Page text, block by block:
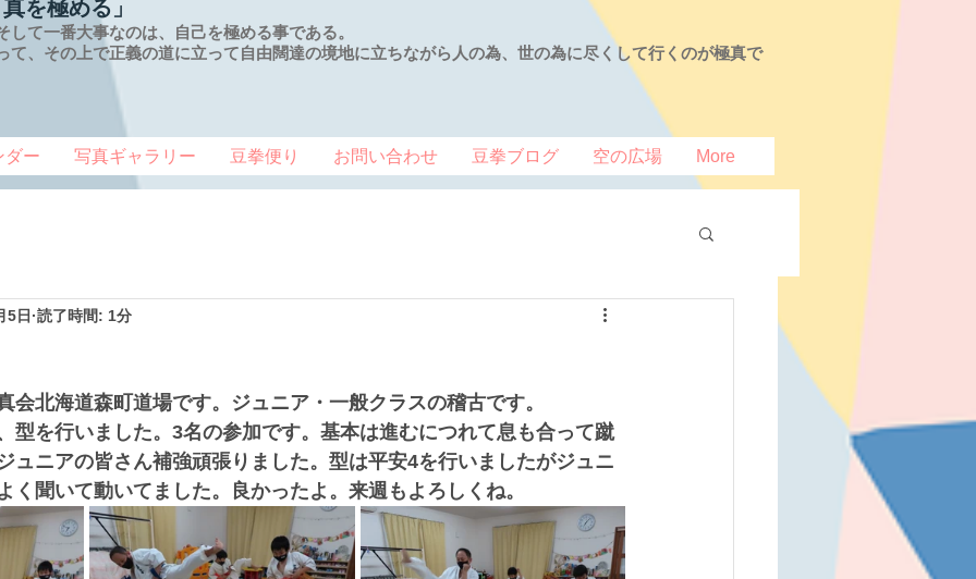
を極める」
て一番大事なのは、自己を極める事である。
て、その上で正義の道に立って自由闊達の境地に立ちながら人の為、世の為に尽くして行くのが極真で
ダー 写真ギャラリー 豆拳便り お問い合わせ 豆拳ブログ 空の広場 More
5日 読了時間: 1分
会北海道森町道場です。ジュニア・一般クラスの稽古です。
型を行いました。3名の参加です。基本は進むにつれて息も合って蹴
ュニアの皆さん補強頑張りました。型は平安4を行いましたがジュニ
く聞いて動いてました。良かったよ。来週もよろしくね。